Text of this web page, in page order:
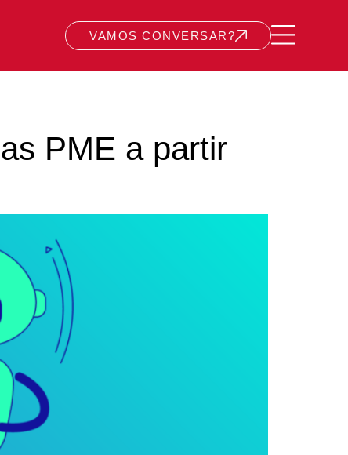
VAMOS CONVERSAR?
PME a partir